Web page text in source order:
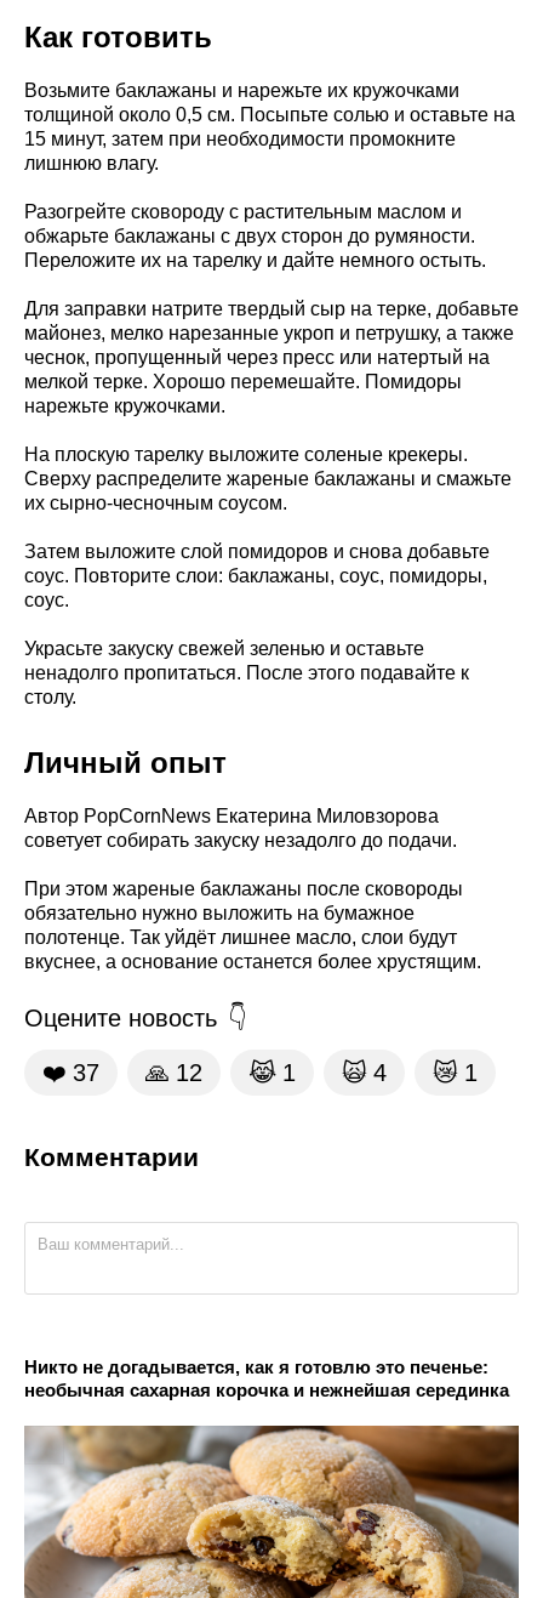
Как готовить
Возьмите баклажаны и нарежьте их кружочками
толщиной около 0,5 см. Посыпьте солью и оставьте на
15 минут, затем при необходимости промокните
лишнюю влагу.
Разогрейте сковороду с растительным маслом и
обжарьте баклажаны с двух сторон до румяности.
Переложите их на тарелку и дайте немного остыть.
Для заправки натрите твердый сыр на терке, добавьте
майонез, мелко нарезанные укроп и петрушку, а также
чеснок, пропущенный через пресс или натертый на
мелкой терке. Хорошо перемешайте. Помидоры
нарежьте кружочками.
На плоскую тарелку выложите соленые крекеры.
Сверху распределите жареные баклажаны и смажьте
их сырно-чесночным соусом.
Затем выложите слой помидоров и снова добавьте
соус. Повторите слои: баклажаны, соус, помидоры,
соус.
Украсьте закуску свежей зеленью и оставьте
ненадолго пропитаться. После этого подавайте к
столу.
Личный опыт
Автор PopCornNews Екатерина Миловзорова
советует собирать закуску незадолго до подачи.
При этом жареные баклажаны после сковороды
обязательно нужно выложить на бумажное
полотенце. Так уйдёт лишнее масло, слои будут
вкуснее, а основание останется более хрустящим.
Оцените новость
❤️ 37 🙏 12 😹 1 🙀 4 😿 1
Комментарии
Никто не догадывается, как я готовлю это печенье:
необычная сахарная корочка и нежнейшая серединка